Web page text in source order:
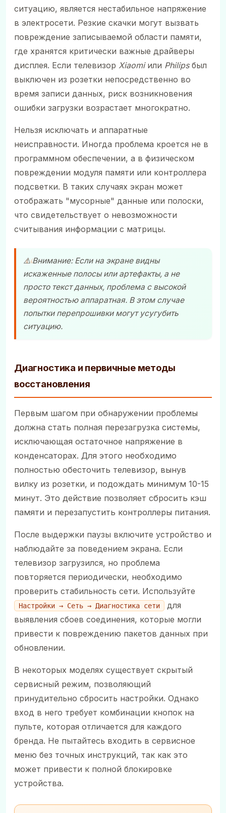
ситуацию, является нестабильное напряжение
в электросети. Резкие скачки могут вызвать
повреждение записываемой области памяти,
где хранятся критически важные драйверы
дисплея. Если телевизор Xiaomiили Philipsбыл
выключен из розетки непосредственно во
время записи данных, риск возникновения
ошибки загрузки возрастает многократно.
Нельзя исключать и аппаратные
неисправности. Иногда проблема кроется не в
программном обеспечении, а в физическом
повреждении модуля памяти или контроллера
подсветки. В таких случаях экран может
отображать "мусорные" данные или полоски,
что свидетельствует о невозможности
считывания информации с матрицы.
⚠️ Внимание: Если на экране видны
искаженные полосы или артефакты, а не
просто текст данных, проблема с высокой
вероятностью аппаратная. В этом случае
попытки перепрошивки могут усугубить
ситуацию.
Диагностика и первичные методы
восстановления
Первым шагом при обнаружении проблемы
должна стать полная перезагрузка системы,
исключающая остаточное напряжение в
конденсаторах. Для этого необходимо
полностью обесточить телевизор, вынув
вилку из розетки, и подождать минимум 10-15
минут. Это действие позволяет сбросить кэш
памяти и перезапустить контроллеры питания.
После выдержки паузы включите устройство и
наблюдайте за поведением экрана. Если
телевизор загрузился, но проблема
повторяется периодически, необходимо
проверить стабильность сети. Используйте
Настройки → Сеть → Диагностика сети
для
выявления сбоев соединения, которые могли
привести к повреждению пакетов данных при
обновлении.
В некоторых моделях существует скрытый
сервисный режим, позволяющий
принудительно сбросить настройки. Однако
вход в него требует комбинации кнопок на
пульте, которая отличается для каждого
бренда. Не пытайтесь входить в сервисное
меню без точных инструкций, так как это
может привести к полной блокировке
устройства.